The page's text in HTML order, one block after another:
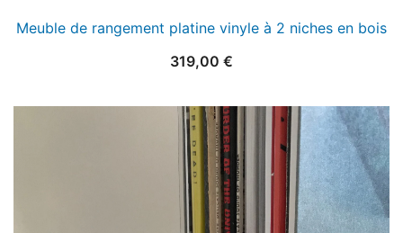
Meuble de rangement platine vinyle à 2 niches en bois
319,00 €